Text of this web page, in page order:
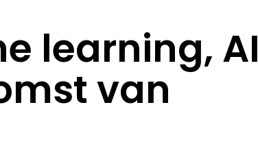
learning, AI
van